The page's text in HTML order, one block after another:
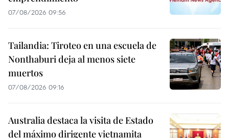
07/08/2026 09:56
Tailandia: Tiroteo en una escuela de
Nonthaburi deja al menos siete
muertos
07/08/2026 09:16
Australia destaca la visita de Estado
del máximo dirigente vietnamita